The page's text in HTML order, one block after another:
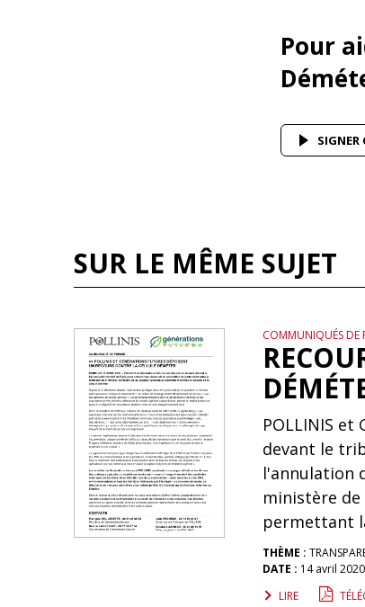
Pour
SIGNER
SUR LE MÊME SUJET
COMMUNIQUÉS DE
POLLINIS
devant le
l'annulation
ministère de
permettant
THÈME :
DATE : 14 avril 2020
LIRE